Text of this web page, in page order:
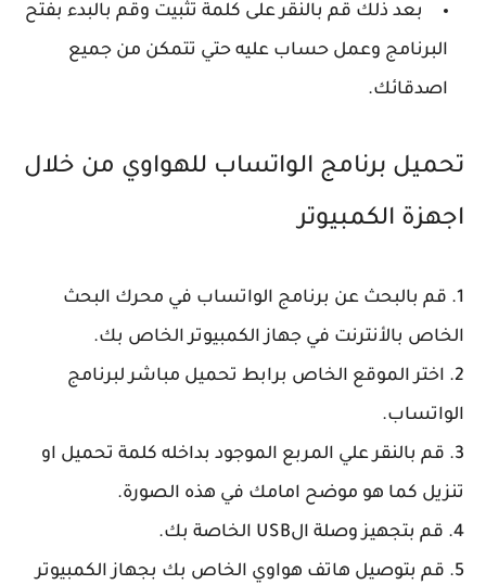
بعد ذلك قم بالنقر على كلمة تثبيت وقم بالبدء بفتح
البرنامج وعمل حساب عليه حتي تتمكن من جميع
اصدقائك.
تحميل برنامج الواتساب للهواوي من خلال
اجهزة الكمبيوتر
1. قم بالبحث عن برنامج الواتساب في محرك البحث
الخاص بالأنترنت في جهاز الكمبيوتر الخاص بك.
2. اختر الموقع الخاص برابط تحميل مباشر لبرنامج
الواتساب.
3. قم بالنقر علي المربع الموجود بداخله كلمة تحميل او
تنزيل كما هو موضح امامك في هذه الصورة.
4. قم بتجهيز وصلة الUSB الخاصة بك.
5. قم بتوصيل هاتف هواوي الخاص بك بجهاز الكمبيوتر